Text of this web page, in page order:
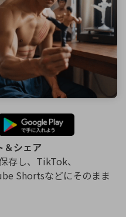
＆シェア
存し、TikTok、
Shortsなどにそのまま